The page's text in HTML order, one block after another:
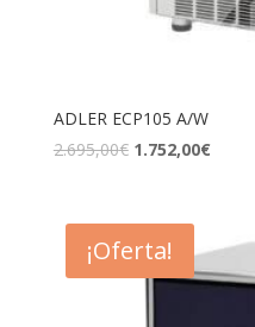
ADLER ECP105 A/W
2.695,00€ 1.752,00€
¡Oferta!